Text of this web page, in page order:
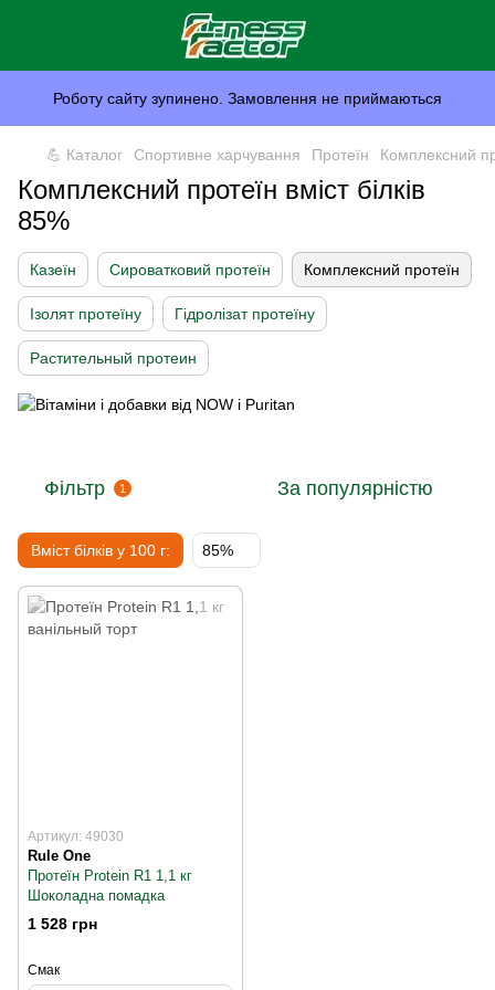
Роботу сайту зупинено. Замовлення не приймаються
💪 Каталог Спортивне харчування Протеїн Комплексний
Комплексний протеїн вміст білків
85%
Казеїн Сироватковий протеїн Комплексний протеїн
Ізолят протеїну Гідролізат протеїну
Растительный протеин
Фільтр 1 За популярністю
Вміст білків у 100 г: 85%
Артикул: 49030
Rule One
Протеїн Protein R1 1,1 кг
Шоколадна помадка
1 528 грн
Смак